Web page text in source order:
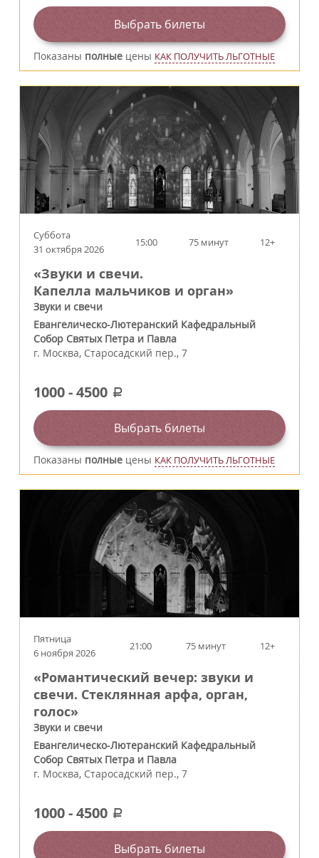
Выбрать билеты
Показаны полные цены КАК ПОЛУЧИТЬ ЛЬГОТНЫЕ
Суббота
31 октября 2026
15:00 75 минут 12+
«Звуки и свечи.
Капелла мальчиков и орган»
Звуки и свечи
Евангелическо-Лютеранский Кафедральный
Собор Святых Петра и Павла
г. Москва, Старосадский пер., 7
1000-4500 a
Выбрать билеты
Показаны полные цены КАК ПОЛУЧИТЬ ЛЬГОТНЫЕ
Пятница
6 ноября 2026
21:00 75 минут 12+
«Романтический вечер: звуки и
свечи. Стеклянная арфа, орган,
голос»
Звуки и свечи
Евангелическо-Лютеранский Кафедральный
Собор Святых Петра и Павла
г. Москва, Старосадский пер., 7
1000-4500 a
Выбрать билеты